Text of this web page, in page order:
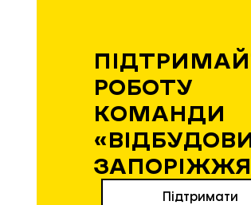
РОБОТУ
КОМАНДИ
Підтримати